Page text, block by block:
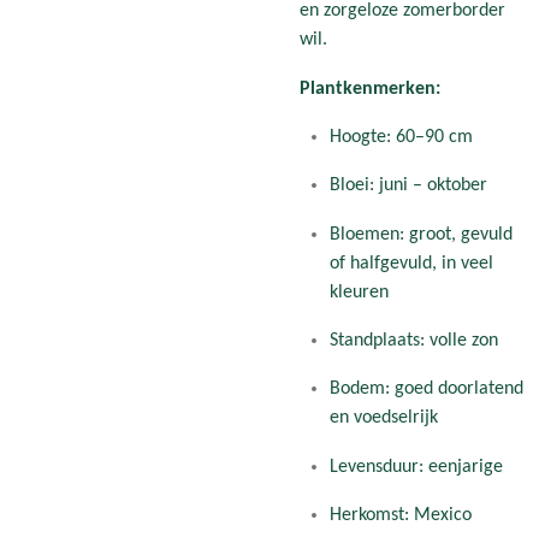
en zorgeloze zomerborder
wil.
Plantkenmerken:
Hoogte: 60–90 cm
Bloei: juni – oktober
Bloemen: groot, gevuld
of halfgevuld, in veel
kleuren
Standplaats: volle zon
Bodem: goed doorlatend
en voedselrijk
Levensduur: eenjarige
Herkomst: Mexico